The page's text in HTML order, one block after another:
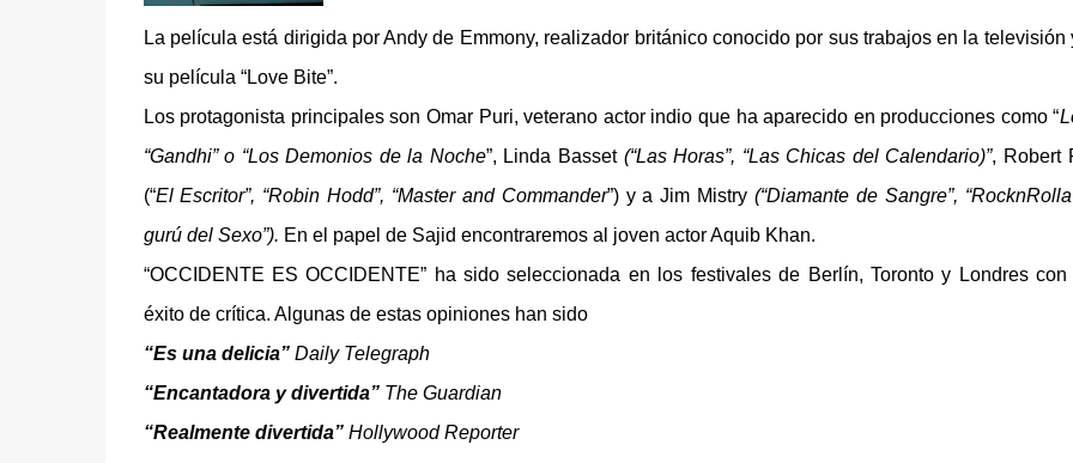
La película está dirigida por Andy de Emmony, realizador británico conocido por sus trabajos en la televisión
su película “Love Bite”.
Los protagonista principales son Omar Puri, veterano actor indio que ha aparecido en producciones como “
“Gandhi” o “Los Demonios de la Noche”, Linda Basset (“Las Horas”, “Las Chicas del Calendario)”, Robert
(“El Escritor”, “Robin Hodd”, “Master and Commander”) y a Jim Mistry(“Diamante de Sangre”,
gurú del Sexo”). En el papel de Sajid encontraremos al joven actor Aquib Khan.
“OCCIDENTE ES OCCIDENTE” ha sido seleccionada en los festivales de Berlín, Toronto y Londres con
éxito de crítica. Algunas de estas opiniones han sido
“Es una delicia” Daily Telegraph
“Encantadora y divertida” The Guardian
“Realmente divertida” Hollywood Reporter